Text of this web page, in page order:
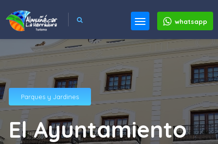
whatsapp
Parques y Jardines
El Ayuntamiento